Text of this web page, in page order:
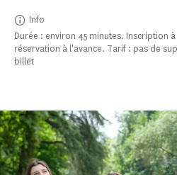
Info
Durée : environ 45 minutes. Inscription
réservation à l'avance. Tarif : pas de
billet